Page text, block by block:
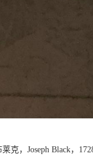
克，Joseph Black，